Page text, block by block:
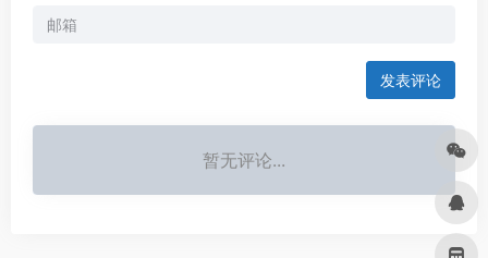
发表评论
暂无评论...